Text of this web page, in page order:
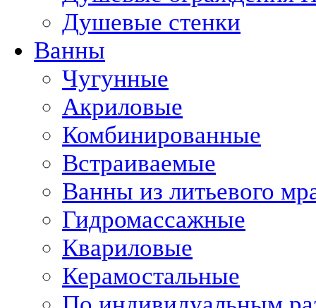
Душевые стенки
Ванны
Чугунные
Акриловые
Комбинированные
Встраиваемые
Ванны из литьевого
Гидромассажные
Квариловые
Керамостальные